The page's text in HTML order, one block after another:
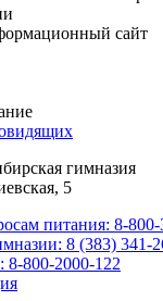
гимназия
5
питания: 8-
8 (383) 341-
8-800-2000-122